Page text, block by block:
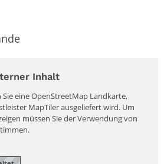
Inhalt
eine OpenStreetMap Landkarte,
MapTiler ausgeliefert wird. Um
müssen Sie der Verwendung von